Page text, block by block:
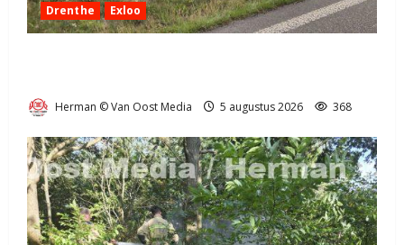
Drenthe
Exloo
Herman © Van Oost Media 5 augustus 2026 368